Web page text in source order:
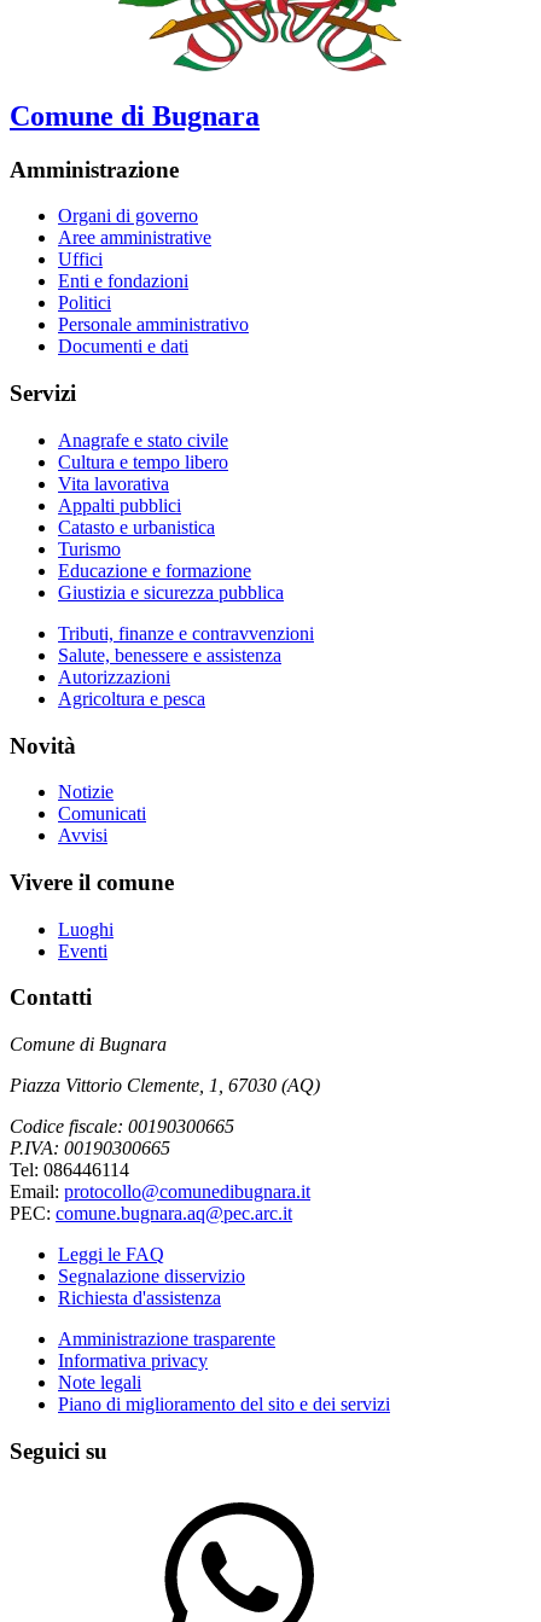
Comune di Bugnara
Amministrazione
Organi di governo
Aree amministrative
Uffici
Enti e fondazioni
Politici
Personale amministrativo
Documenti e dati
Servizi
Anagrafe e stato civile
Cultura e tempo libero
Vita lavorativa
Appalti pubblici
Catasto e urbanistica
Turismo
Educazione e formazione
Giustizia e sicurezza pubblica
Tributi, finanze e contravvenzioni
Salute, benessere e assistenza
Autorizzazioni
Agricoltura e pesca
Novità
Notizie
Comunicati
Avvisi
Vivere il comune
Luoghi
Eventi
Contatti
Comune di Bugnara
Piazza Vittorio Clemente, 1, 67030 (AQ)
Codice fiscale: 00190300665
P.IVA: 00190300665
Tel: 086446114
Email: protocollo@comunedibugnara.it
PEC: comune.bugnara.aq@pec.arc.it
Leggi le FAQ
Segnalazione disservizio
Richiesta d'assistenza
Amministrazione trasparente
Informativa privacy
Note legali
Piano di miglioramento del sito e dei servizi
Seguici su